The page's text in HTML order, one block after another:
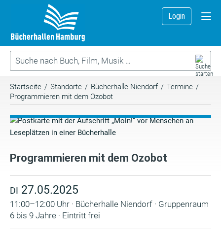
Login
Startseite / Standorte / Bücherhalle Niendorf / Termine /
Programmieren mit dem Ozobot
Programmieren mit dem Ozobot
DI 27.05.2025
11:00–12:00 Uhr · Bücherhalle Niendorf · Gruppenraum
6 bis 9 Jahre · Eintritt frei